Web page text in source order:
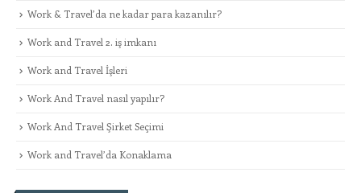
Work & Travel’da ne kadar para kazanılır?
Work and Travel 2. iş imkanı
Work and Travel İşleri
Work And Travel nasıl yapılır?
Work And Travel Şirket Seçimi
Work and Travel’da Konaklama